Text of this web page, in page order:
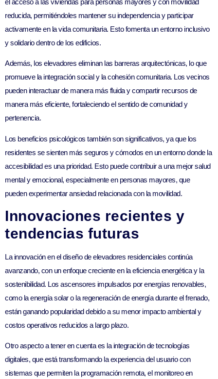
el acceso a las viviendas para personas mayores y con movilidad
reducida, permitiéndoles mantener su independencia y participar
activamente en la vida comunitaria. Esto fomenta un entorno inclusivo
y solidario dentro de los edificios.
Además, los elevadores eliminan las barreras arquitectónicas, lo que
promueve la integración social y la cohesión comunitaria. Los vecinos
pueden interactuar de manera más fluida y compartir recursos de
manera más eficiente, fortaleciendo el sentido de comunidad y
pertenencia.
Los beneficios psicológicos también son significativos, ya que los
residentes se sienten más seguros y cómodos en un entorno donde la
accesibilidad es una prioridad. Esto puede contribuir a una mejor salud
mental y emocional, especialmente en personas mayores, que
pueden experimentar ansiedad relacionada con la movilidad.
Innovaciones recientes y
tendencias futuras
La innovación en el diseño de elevadores residenciales continúa
avanzando, con un enfoque creciente en la eficiencia energética y la
sostenibilidad. Los ascensores impulsados por energías renovables,
como la energía solar o la regeneración de energía durante el frenado,
están ganando popularidad debido a su menor impacto ambiental y
costos operativos reducidos a largo plazo.
Otro aspecto a tener en cuenta es la integración de tecnologías
digitales, que está transformando la experiencia del usuario con
sistemas que permiten la programación remota, el monitoreo en